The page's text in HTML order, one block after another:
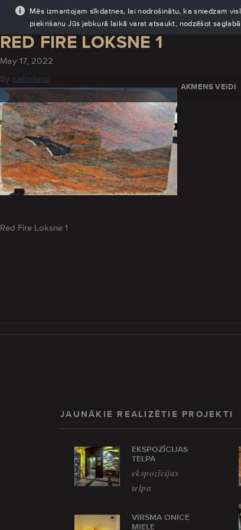
Mēs izmantojam sīkdatnes, lai nodrošinātu, ka sniedzam
piekrišanu Jūs jebkurā laikā varat atsaukt, nodzēšot
AKMENS VEIDI
RED FIRE LOKSNE 1
May 17, 2022
By caballero
Red Fire Loksne 1
JAUNĀKIE REALIZĒTIE PROJEKTI
EKSPOZĪCIJAS
TELPA
ekspozīcijas
telpa
VIRSMA ONICE
MIELE